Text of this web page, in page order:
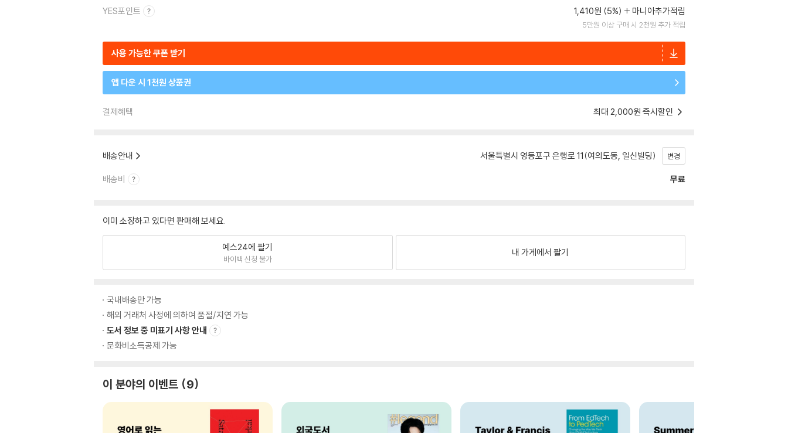
YES포인트 1,410원 (5%) 마니아추가적립
5만원 이상 구매 시 2천원 추가 적립
사용 가능한 쿠폰 받기
앱 다운 시 1천원 상품권
결제혜택 최대 2,000원 즉시할인
배송안내 서울특별시 영등포구 은행로 11(여의도동, 일신빌딩) 변경
배송비 무료
이미 소장하고 있다면 판매해 보세요.
예스24에 팔기
바이백 신청 불가
내 가게에서 팔기
국내배송만 가능
해외 거래처 사정에 의하여 품절/지연 가능
도서 정보 중 미표기 사항 안내
문화비소득공제 가능
이 분야의 이벤트 9